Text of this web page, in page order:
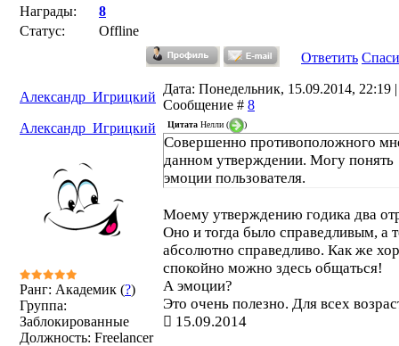
Награды:
8
Статус:
Offline
Ответить
Александр_Игрицкий
Дата: Понедельник, 15.09.2014, 22:19 |
Сообщение # 8
Александр_Игрицкий
Ранг: Академик (?)
Группа:
Заблокированные
Должность: Freelancer
Цитата Нелли ( )
Совершенно противоположного
данном утверждении. Могу понять
эмоции пользователя.
Моему утверждению годика два
Оно и тогда было справедливым, а
абсолютно справедливо. Как же
спокойно можно здесь общаться!
А эмоции?
Это очень полезно. Для всех
15.09.2014